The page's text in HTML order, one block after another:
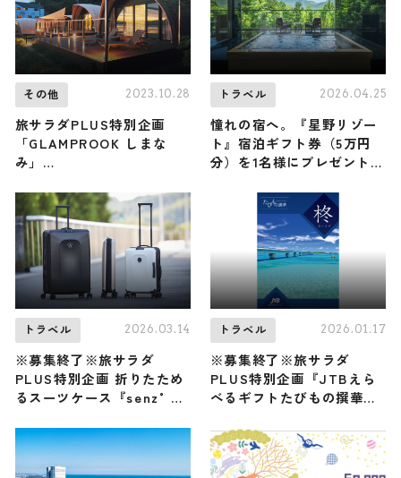
その他 2023.10.28
旅サラダPLUS特別企画
「GLAMPROOK しまな
み」
シブプラン”が当たる！
トラベル 2026.04.25
憧れの宿へ。『星野リゾー
ト』宿泊ギフト券（5万円
分）を1名様にプレゼント！
トラベル 2026.03.14
※募集終了※旅サラダ
PLUS特別企画 折りたため
るスーツケース『senz°
ゼント！
トラベル 2026.01.17
※募集終了※旅サラダ
PLUS特別企画『JTBえら
べるギフトたびもの撰華
ス)2名様にプレゼント！